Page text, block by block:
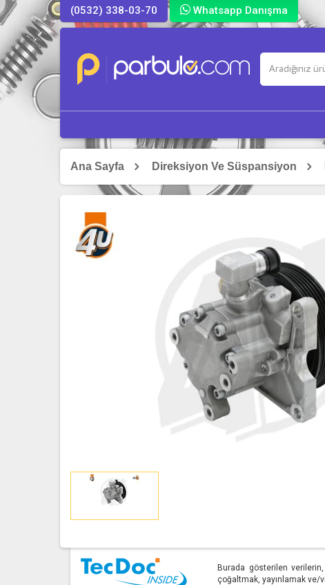
(0532) 338-03-70 Whatsapp Danışma
Ana Sayfa Direksiyon Ve Süspansiyon
Burada gösterilen verilerin,
çoğaltmak, yayınlamak ve/